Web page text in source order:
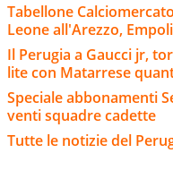
Tabellone
Leone all'Arezzo,
Il Perugia a Gaucci jr,
lite con Matarrese
Speciale abbonamenti
venti squadre cadette
Tutte le notizie del